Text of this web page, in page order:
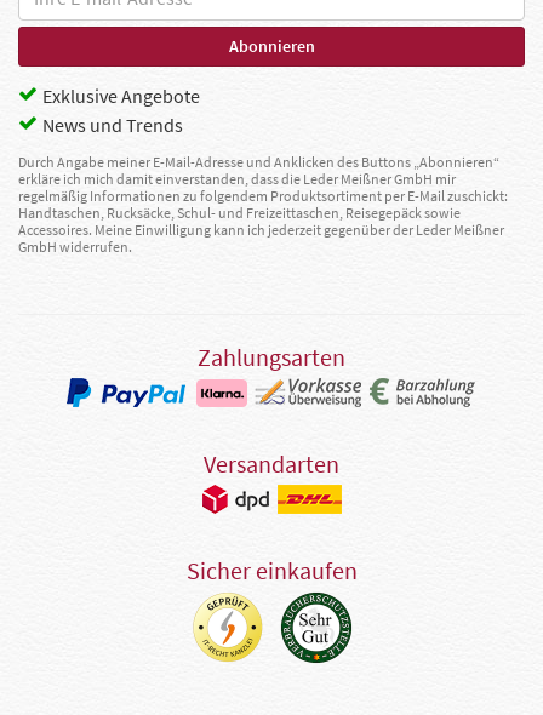
Exklusive Angebote
News und Trends
Durch Angabe meiner E-Mail-Adresse und Anklicken des Buttons „Abonnieren“
erkläre ich mich damit einverstanden, dass die Leder Meißner GmbH mir
regelmäßig Informationen zu folgendem Produktsortiment per E-Mail zuschickt:
Handtaschen, Rucksäcke, Schul- und Freizeittaschen, Reisegepäck sowie
Accessoires. Meine Einwilligung kann ich jederzeit gegenüber der Leder Meißner
GmbH widerrufen.
Zahlungsarten
Versandarten
Sicher einkaufen